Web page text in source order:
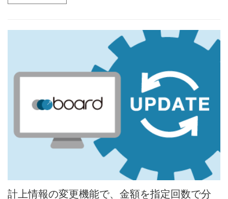
計上情報の変更機能で、金額を指定回数で分